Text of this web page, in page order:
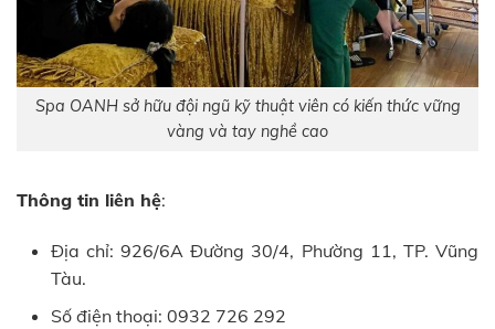
Spa OANH sở hữu đội ngũ kỹ thuật viên có kiến thức vững
vàng và tay nghề cao
Thông tin liên hệ:
Địa chỉ: 926/6A Đường 30/4, Phường 11, TP. Vũng
Tàu.
Số điện thoại: 0932 726 292